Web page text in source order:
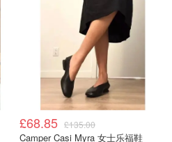
£68.85 £135.00
Camper Casi Myra 女士乐福鞋